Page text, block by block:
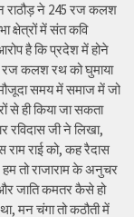
राठौड़ ने 245 रज कलश
क्षेत्रों में संत कवि
है कि प्रदेश में होने
रज कलश रथ को घुमाया
समय में समाज में जो
से ही किया जा सकता
रविदास जी ने लिखा,
राई को, कह रैदास
हम तो राजाराम के अनुचर
जाति कमतर कैसे हो
मन चंगा तो कठौती में